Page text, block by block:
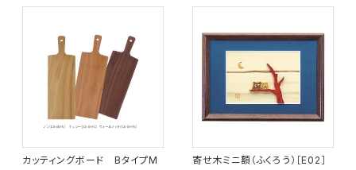
カッティングボード BタイプM 寄せ木ミニ額（ふくろう）［E02］